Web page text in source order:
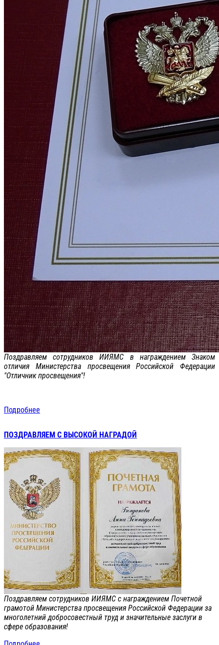
Поздравляем сотрудников ИИЯМС в награждением Знаком
отличия Министерства просвещения Российской Федерации
"Отличник просвещения"!
Подробнее
ПОЗДРАВЛЯЕМ С ВЫСОКОЙ НАГРАДОЙ
Поздравляем сотрудников ИИЯМС с награждением Почетной
грамотой Министерства просвещения Российской Федерации за
многолетний добросовестный труд и значительные заслуги в
сфере образования!